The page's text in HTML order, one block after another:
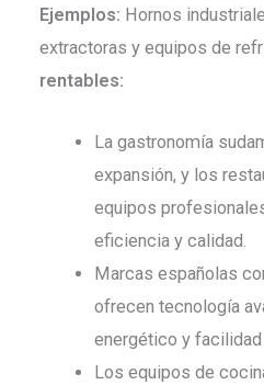
Ejemplos: Hornos
extractoras y equipos de
rentables:
La gastronomía
expansión, y los
equipos
eficiencia y calidad.
Marcas españolas
ofrecen tecnología
energético y
Los equipos de